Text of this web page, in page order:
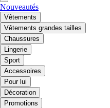
Nouveautés
Vêtements
Vêtements grandes tailles
Chaussures
Lingerie
Sport
Accessoires
Pour lui
Décoration
Promotions